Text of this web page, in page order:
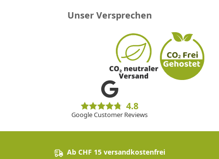
Unser Versprechen
4.8
Google Customer Reviews
Ab CHF 15 versandkostenfrei